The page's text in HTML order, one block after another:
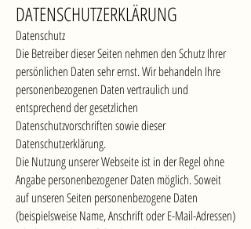
DATENSCHUTZERKLÄRUNG
Datenschutz
Die Betreiber dieser Seiten nehmen den Schutz Ihrer
persönlichen Daten sehr ernst. Wir behandeln Ihre
personenbezogenen Daten vertraulich und
entsprechend der gesetzlichen
Datenschutzvorschriften sowie dieser
Datenschutzerklärung.
Die Nutzung unserer Webseite ist in der Regel ohne
Angabe personenbezogener Daten möglich. Soweit
auf unseren Seiten personenbezogene Daten
(beispielsweise Name, Anschrift oder E-Mail-Adressen)